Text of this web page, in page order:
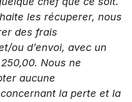
les récuperer, nous
des frais
ou d’envoi, avec un
Nous ne
aucune
la perte et la